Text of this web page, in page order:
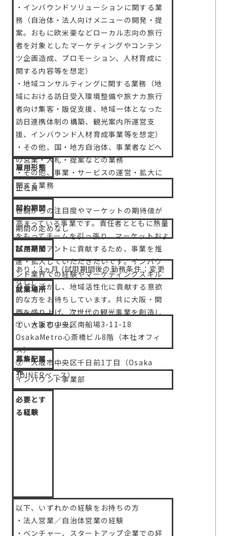
・インバウンドソリューションに関する業
務（自治体・法人向けメニューの開発・提
案。おもに欧米豪などローカル志向の旅行
者を対象としたマーケティングやコンテン
ツ企画造成、プロモーション、人材育成に
関する内容等を想定）
・地域コンサルティングに関する業務（地
域における訪日受入環境整備や旅ナカ旅行
者向け集客・販促支援、地域一体となった
訪日連携体制の構築、観光案内所運営支
援、インバウンド人材育成事業等を想定）
・その他、国・地方自治体、事業者などへ
の営業・入札・提案などの業務
・その他、事業・サービスの運営・拡大に
関する業務
世間からの注目度やマーケットの期待値が
高まっている事業です。責任者とともに熱量
をもってチームを引っ張り、マーケットおよ
びクライアントに貢献するため、事業を推
進・拡大していただきたいです。インバウ
ンド業界での経験やマーケティングスキル
などを活かし、地域活性化に貢献する意欲
的な方をお待ちしています。共に大阪・関
西を盛り上げ、次世代の観光事業を創造し
ていきましょう。
雇用形態
正社員
契約期間
期間の定めなし
試用期間
あり：3ヵ月 (試用期間後の勤務条件：変更
なし)
就業場所
① 大阪市中央区南船場3-11-18
OsakaMetro心斎橋ビル8階（本社オフィ
ス）
② 大阪市中央区千日前1丁目（Osaka
JOINERベース）
募集配属
先
インバウンド事業部
必要とす
る経験
以下、いずれかの経験をお持ちの方
・法人営業／自治体営業の経験
・ベンチャー、スタートアップ企業での経